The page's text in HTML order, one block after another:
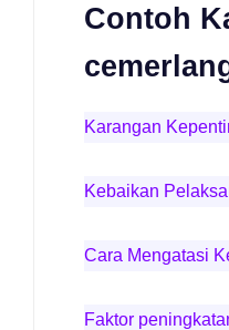
Contoh
Karangan
Kebaikan
Cara Mengatasi
Faktor